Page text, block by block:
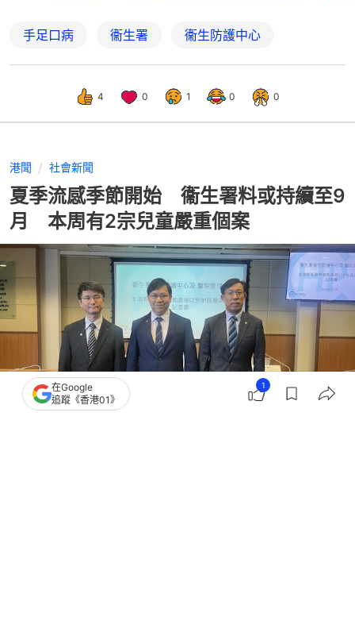
手足口病 衞生署 衞生防護中心
4 0 1 0 0
港聞 社會新聞
夏季流感季節開始 衞生署料或持續至9
月 本周有2宗兒童嚴重個案
在Google
追蹤《香港01》
1